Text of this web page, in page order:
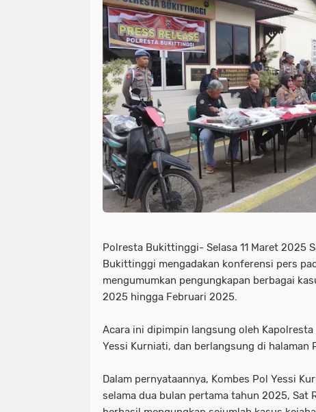
Polresta Bukittinggi- Selasa 11 Maret 2025
Bukittinggi mengadakan konferensi pers
mengumumkan pengungkapan berbagai
2025 hingga Februari 2025.
Acara ini dipimpin langsung oleh
Yessi Kurniati, dan berlangsung di halaman
Dalam pernyataannya, Kombes Pol Yessi
selama dua bulan pertama tahun 2025, Sat